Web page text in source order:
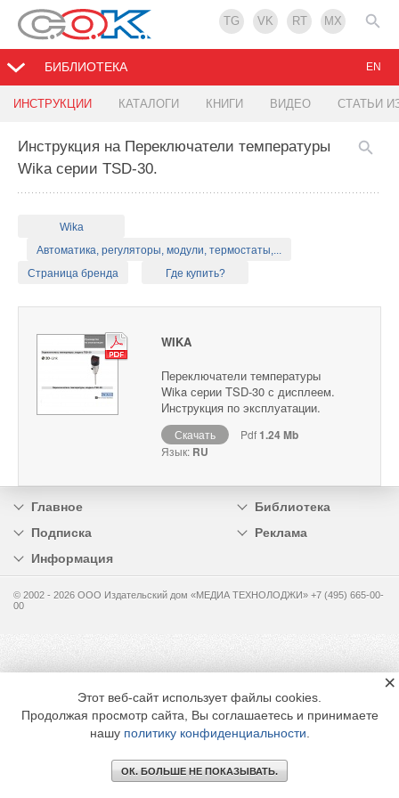
TG VK RT MX
БИБЛИОТЕКА
ИНСТРУКЦИИ КАТАЛОГИ КНИГИ ВИДЕО СТАТЬИ
EN
Инструкция на Переключатели температуры
Wika серии TSD-30.
Wika
Автоматика, регуляторы, модули, термостаты,...
Страница бренда
Где купить?
WIKA
Переключатели температуры
Wika серии TSD-30 с дисплеем.
Инструкция по эксплуатации.
Скачать Pdf1.24 Mb
Язык: RU
Главное
Библиотека
Подписка
Реклама
Информация
© 2002 - 2026 OOO Издательский дом «МЕДИА ТЕХНОЛОДЖИ» +7 (495) 665-00-
00
Этот веб-сайт использует файлы cookies.
Продолжая просмотр сайта, Вы соглашаетесь и принимаете
нашу политику конфиденциальности
ОК. БОЛЬШЕ НЕ ПОКАЗЫВАТЬ.
×